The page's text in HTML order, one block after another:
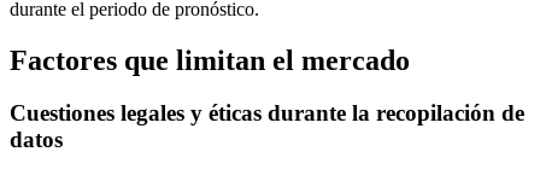
durante el periodo de pronóstico.
Factores que limitan el mercado
Cuestiones legales y éticas durante la recopilación de
datos